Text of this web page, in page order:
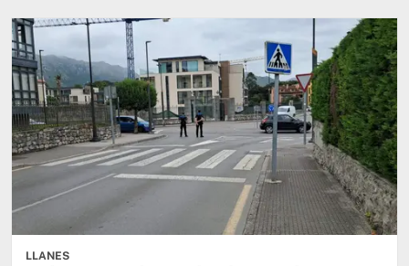
LLANES